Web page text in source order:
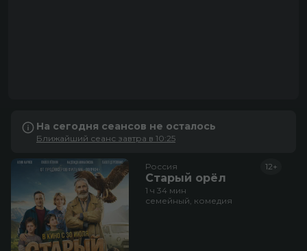
На сегодня сеансов не осталось
Ближайший сеанс завтра в 10:25
Россия
Старый орёл
12+
1 ч 34 мин
семейный, комедия